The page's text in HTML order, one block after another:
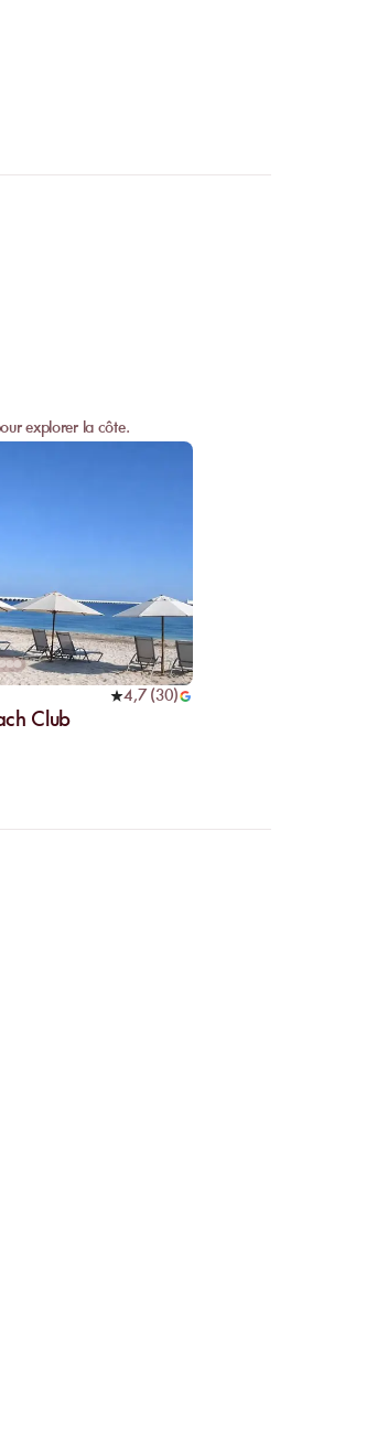
explorer la côte.
4,7(30)
Club